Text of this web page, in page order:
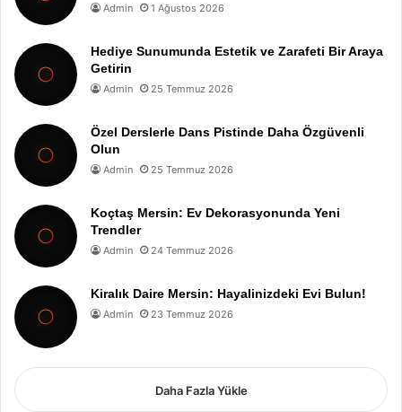
Admin 1 Ağustos 2026
Hediye Sunumunda Estetik ve Zarafeti Bir Araya
Getirin
Admin 25 Temmuz 2026
Özel Derslerle Dans Pistinde Daha Özgüvenli
Olun
Admin 25 Temmuz 2026
Koçtaş Mersin: Ev Dekorasyonunda Yeni
Trendler
Admin 24 Temmuz 2026
Kiralık Daire Mersin: Hayalinizdeki Evi Bulun!
Admin 23 Temmuz 2026
Daha Fazla Yükle